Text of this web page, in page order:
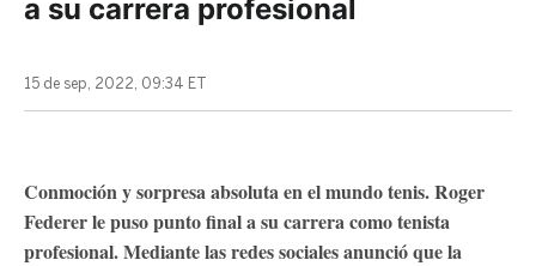
a su carrera profesional
15 de sep, 2022, 09:34 ET
Conmoción y sorpresa absoluta en el mundo tenis. Roger
Federer le puso punto final a su carrera como tenista
profesional. Mediante las redes sociales anunció que la